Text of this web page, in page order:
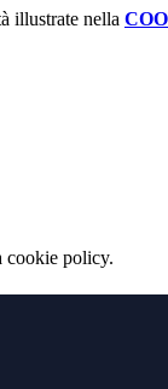
illustrate nella
cookie policy.